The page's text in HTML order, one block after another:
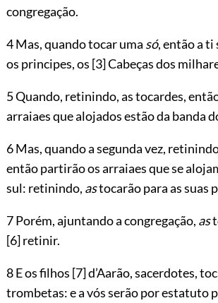
congregação.
4 Mas, quando tocar uma só, então a ti
os principes, os [3]Cabeças dos
5 Quando, retinindo, as tocardes,
arraiaes que alojados estão da banda
6 Mas, quando a segunda vez,
então partirão os arraiaes que se
sul: retinindo, astocarão para as suas
7 Porém, ajuntando a congregação, as
[6]retinir.
8 E os filhos [7]d’Aarão, sacerdotes,
trombetas: e a vós serão por estatuto